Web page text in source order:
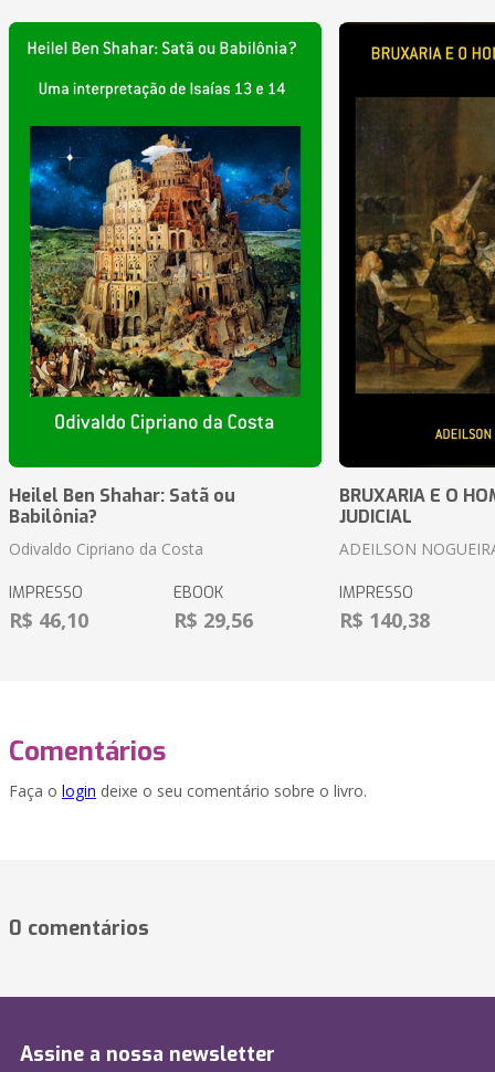
Heilel Ben Shahar: Satã ou
Babilônia?
Odivaldo Cipriano da Costa
IMPRESSO
R$ 46,10
EBOOK
R$ 29,56
BRUXARIA E O
JUDICIAL
ADEILSON
IMPRESSO
R$ 140,38
Comentários
Faça o login deixe o seu comentário sobre o livro.
0 comentários
Assine a nossa newsletter